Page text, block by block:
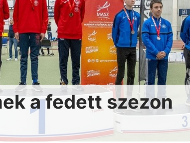
a fedett szezon